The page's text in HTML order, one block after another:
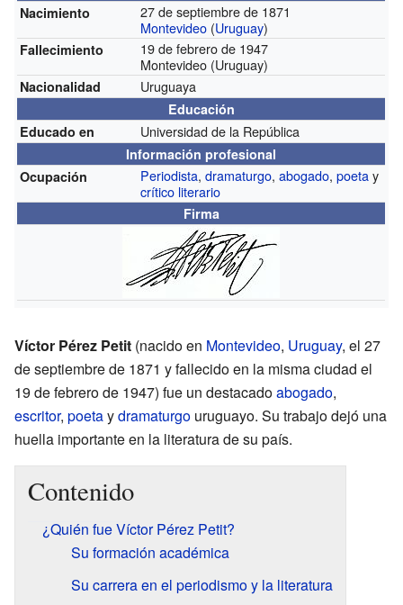
Nacimiento
27 de septiembre de 1871
Montevideo (Uruguay)
Fallecimiento
19 de febrero de 1947
Montevideo (Uruguay)
Nacionalidad Uruguaya
Educación
Educado en
Universidad de la República
Información profesional
Ocupación
Periodista,dramaturgo,abogado,poetay
crítico literario
Firma
Víctor Pérez Petit (nacido en Montevideo, Uruguay, el 27
de septiembre de 1871 y fallecido en la misma ciudad el
19 de febrero de 1947) fue un destacadoabogado,
escritor, poetaydramaturgo uruguayo. Su trabajo dejó una
huella importante en la literatura de su país.
Contenido
¿Quién fue Víctor Pérez Petit?
Su formación académica
Su carrera en el periodismo y la literatura